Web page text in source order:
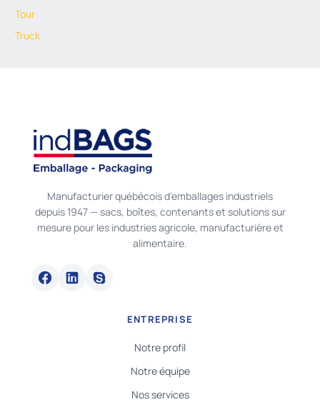
Tour
Truck
Manufacturier québécois d'emballages industriels
depuis 1947 — sacs, boîtes, contenants et solutions sur
mesure pour les industries agricole, manufacturière et
alimentaire.
ENTREPRISE
Notre profil
Notre équipe
Nos services